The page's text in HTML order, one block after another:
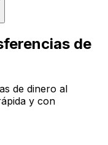
de
de dinero al
y con